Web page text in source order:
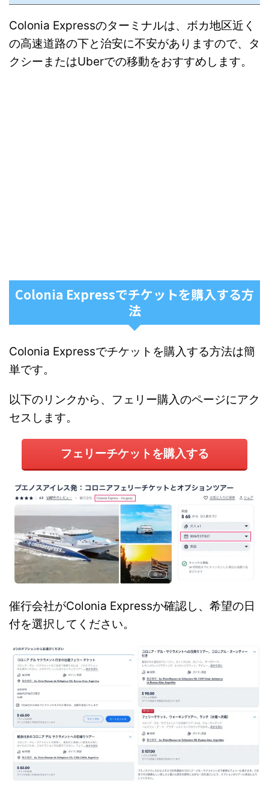
Colonia Expressのターミナルは、ボカ地区近く
の高速道路の下と治安に不安がありますので、タ
クシーまたはUberでの移動をおすすめします。
Colonia Expressでチケットを購入する方
法
Colonia Expressでチケットを購入する方法は簡
単です。
以下のリンクから、フェリー購入のページにアク
セスします。
フェリーチケットを購入する
催行会社がColonia Expressか確認し、希望の日
付を選択してください。